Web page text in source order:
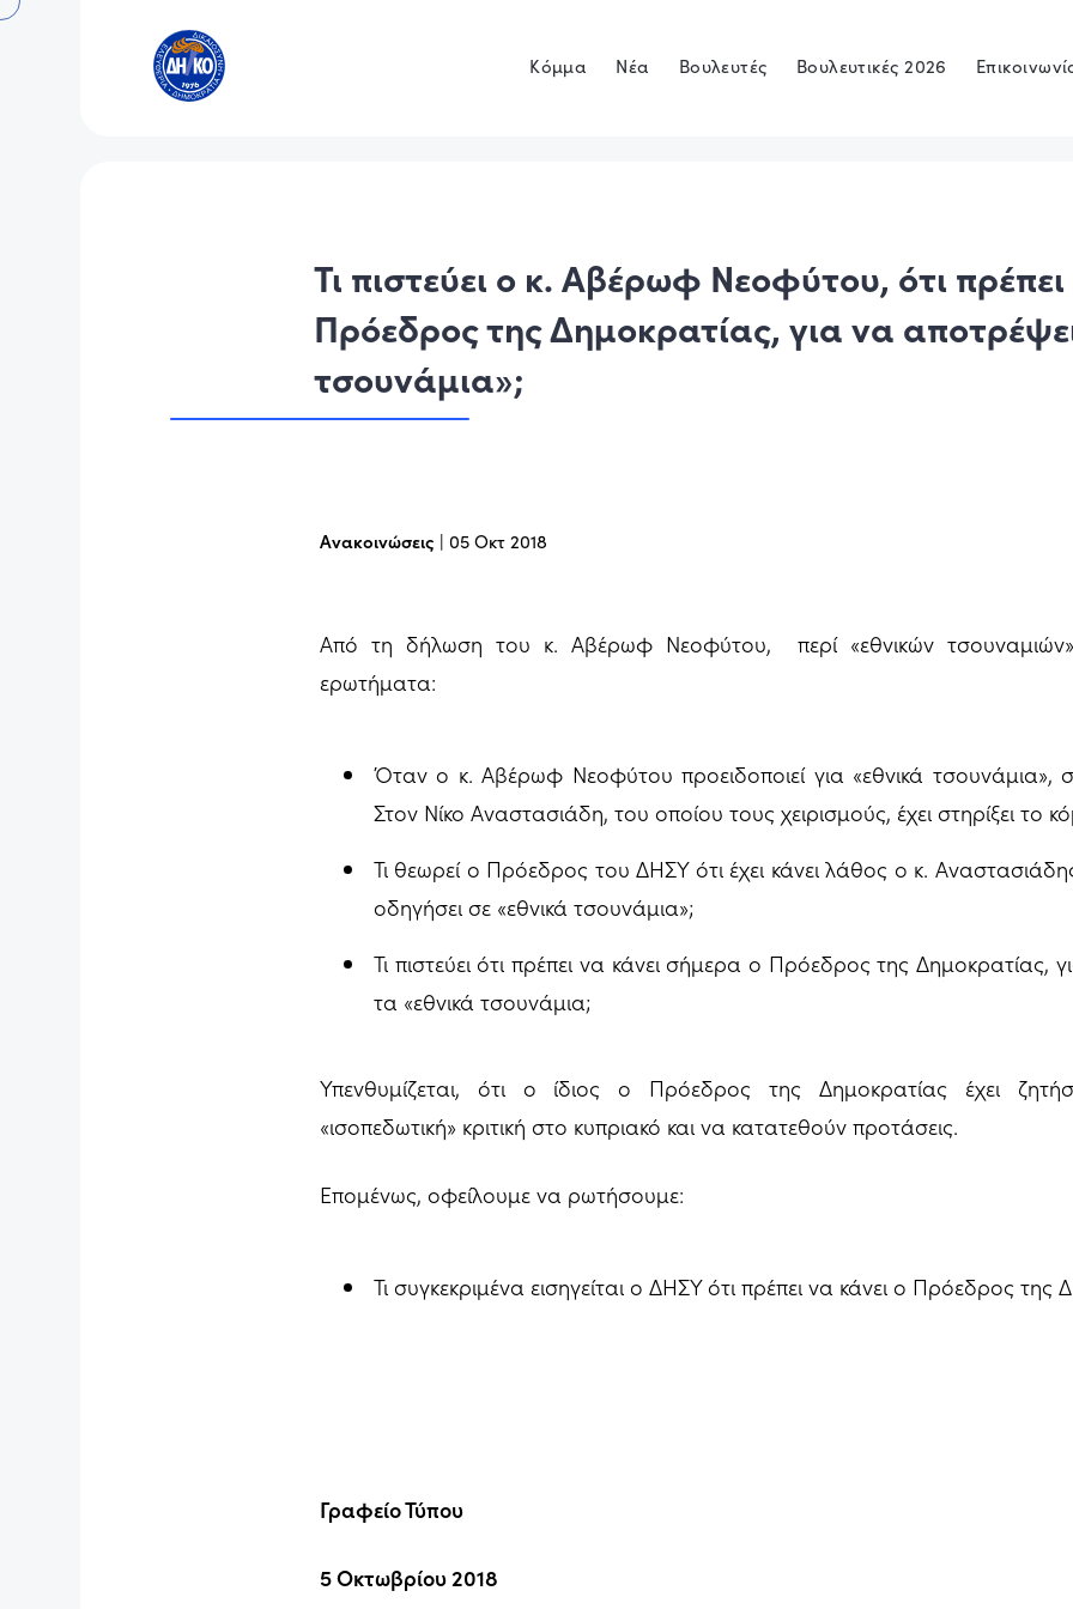
Κόμμα Νέα Βουλευτές Βουλευτικές 2026
Τι πιστεύει ο κ. Αβέρωφ Νεοφύτου, ότι
Πρόεδρος της Δημοκρατίας, για να
τσουνάμια»;
Ανακοινώσεις | 05 Οκτ 2018
Από τη δήλωση του κ. Αβέρωφ Νεοφύτου, περί «εθνικών
ερωτήματα:
Όταν ο κ. Αβέρωφ Νεοφύτου προειδοποιεί για «εθνικά τσουνάμια»,
Στον Νίκο Αναστασιάδη, του οποίου τους χειρισμούς, έχει στηρίξει το
Τι θεωρεί ο Πρόεδρος του ΔΗΣΥ ότι έχει κάνει λάθος ο κ.
οδηγήσει σε «εθνικά τσουνάμια»;
Τι πιστεύει ότι πρέπει να κάνει σήμερα ο Πρόεδρος της Δημοκρατίας,
τα «εθνικά τσουνάμια;
Υπενθυμίζεται, ότι ο ίδιος ο Πρόεδρος της Δημοκρατίας έχει
«ισοπεδωτική» κριτική στο κυπριακό και να κατατεθούν προτάσεις.
Επομένως, οφείλουμε να ρωτήσουμε:
Τι συγκεκριμένα εισηγείται ο ΔΗΣΥ ότι πρέπει να κάνει ο Πρόεδρος της
Γραφείο Τύπου
5 Οκτωβρίου 2018